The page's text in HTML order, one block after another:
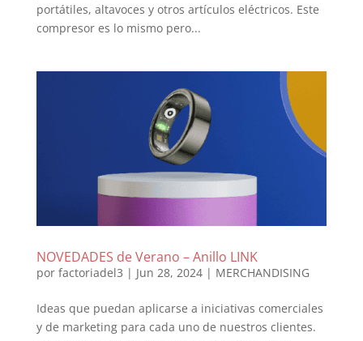
portátiles, altavoces y otros artículos eléctricos. Este
compresor es lo mismo pero...
NOVEDADES de Verano – Anillo LINK
por factoriadel3 | Jun 28, 2024| MERCHANDISING
Ideas que puedan aplicarse a iniciativas comerciales
y de marketing para cada uno de nuestros clientes.